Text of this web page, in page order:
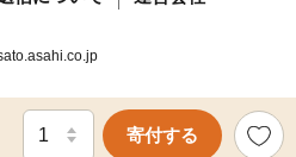
寄付する